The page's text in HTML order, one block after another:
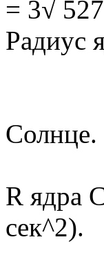
= 3√
Радиус
Солнце.
R ядра
сек^2).